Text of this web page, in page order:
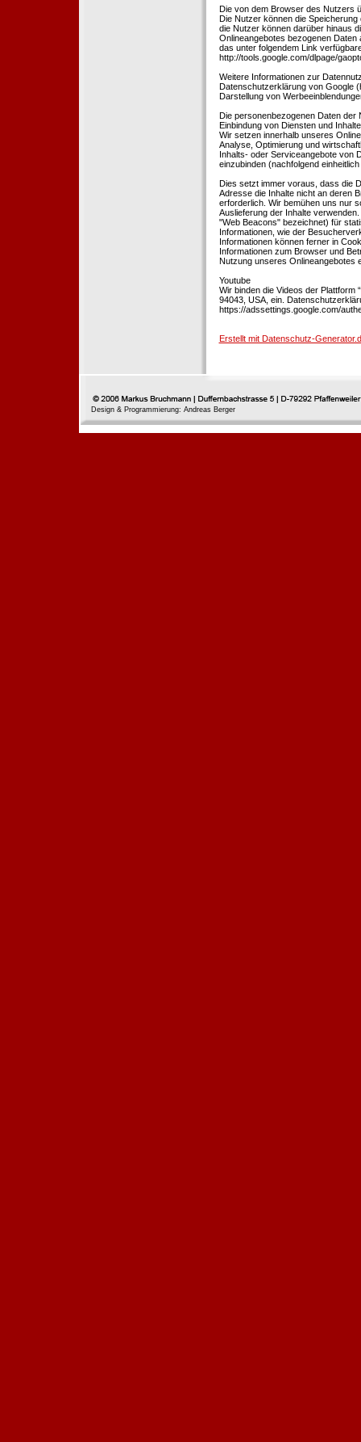
Die von dem Browser des Nutzers
Die Nutzer können die
die Nutzer können darüber hinaus
Onlineangebotes bezogenen
das unter folgendem Link
http://tools.google.com/dlpage/
Weitere Informationen zur
Datenschutzerklärung von Google
Darstellung von
Die personenbezogenen Daten der
Einbindung von Diensten und
Wir setzen innerhalb unseres
Analyse, Optimierung und
Inhalts- oder Serviceangebote von
einzubinden (nachfolgend
Dies setzt immer voraus, dass die
Adresse die Inhalte nicht an deren
erforderlich. Wir bemühen uns nur
Auslieferung der Inhalte
"Web Beacons" bezeichnet) für
Informationen, wie der
Informationen können ferner in
Informationen zum Browser und
Nutzung unseres Onlineangebotes
Youtube
Wir binden die Videos der Plattform
94043, USA, ein.
https://adssettings.google.com/
Erstellt mit Datenschutz-
Design & Programmierung: Andreas Berger